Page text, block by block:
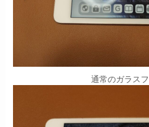
通常のガラス